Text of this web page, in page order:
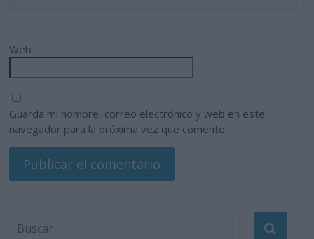
Web
Guarda mi nombre, correo electrónico y web en este
navegador para la próxima vez que comente.